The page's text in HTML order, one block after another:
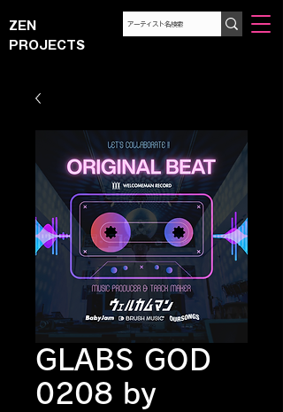
ZEN
PROJECTS
GLABS GOD
0208 by